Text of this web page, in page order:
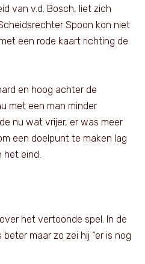
van v.d. Bosch, liet zich
Spoon kon niet
een rode kaart richting de
en hoog achter de
met een man minder
nu wat vrijer, er was meer
een doelpunt te maken lag
het eind.
het vertoonde spel. In de
maar zo zei hij “er is nog